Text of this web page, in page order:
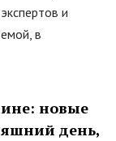
и
в
новые
день,